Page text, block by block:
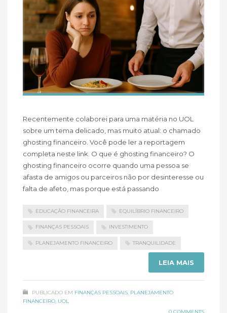
Recentemente colaborei para uma matéria no UOL
sobre um tema delicado, mas muito atual: o chamado
ghosting financeiro. Você pode ler a reportagem
completa neste link. O que é ghosting financeiro? O
ghosting financeiro ocorre quando uma pessoa se
afasta de amigos ou parceiros não por desinteresse ou
falta de afeto, mas porque está passando
EDUCAÇÃO FINANCEIRA EQUILÍBRIO FINANCEIRO
FINANÇAS PESSOAIS INVESTIMENTO
PLANEJAMENTO FINANCEIRO TRANQUILIDADE
LEIA MAIS
PUBLICADO EM FINANÇAS PESSOAIS, PLANEJAMENTO
FINANCEIRO, UOL